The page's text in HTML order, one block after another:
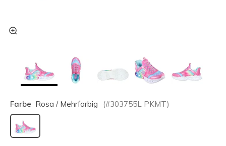
Farbe Rosa / Mehrfarbig (#303755L PKMT)
ausgewählt